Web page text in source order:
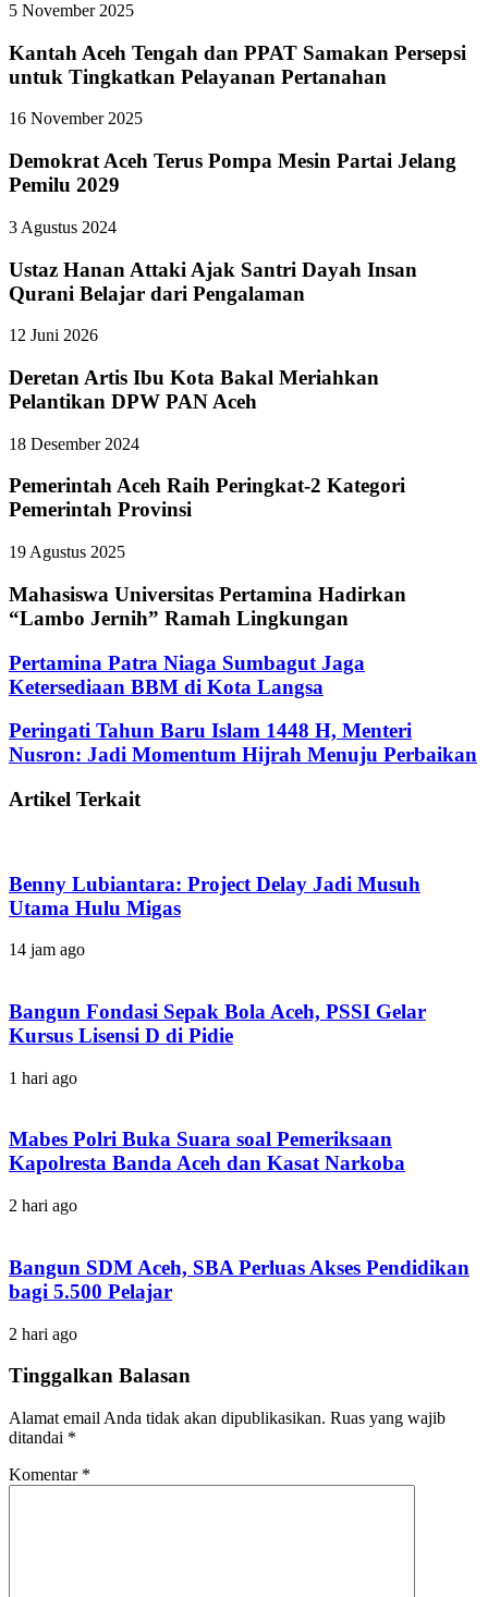
5 November 2025
Kantah Aceh Tengah dan PPAT Samakan Persepsi
untuk Tingkatkan Pelayanan Pertanahan
16 November 2025
Demokrat Aceh Terus Pompa Mesin Partai Jelang
Pemilu 2029
3 Agustus 2024
Ustaz Hanan Attaki Ajak Santri Dayah Insan
Qurani Belajar dari Pengalaman
12 Juni 2026
Deretan Artis Ibu Kota Bakal Meriahkan
Pelantikan DPW PAN Aceh
18 Desember 2024
Pemerintah Aceh Raih Peringkat-2 Kategori
Pemerintah Provinsi
19 Agustus 2025
Mahasiswa Universitas Pertamina Hadirkan
“Lambo Jernih” Ramah Lingkungan
Pertamina Patra Niaga Sumbagut Jaga
Ketersediaan BBM di Kota Langsa
Peringati Tahun Baru Islam 1448 H, Menteri
Nusron: Jadi Momentum Hijrah Menuju Perbaikan
Artikel Terkait
Benny Lubiantara: Project Delay Jadi Musuh
Utama Hulu Migas
14 jam ago
Bangun Fondasi Sepak Bola Aceh, PSSI Gelar
Kursus Lisensi D di Pidie
1 hari ago
Mabes Polri Buka Suara soal Pemeriksaan
Kapolresta Banda Aceh dan Kasat Narkoba
2 hari ago
Bangun SDM Aceh, SBA Perluas Akses Pendidikan
bagi 5.500 Pelajar
2 hari ago
Tinggalkan Balasan
Alamat email Anda tidak akan dipublikasikan. Ruas yang wajib
ditandai *
Komentar *